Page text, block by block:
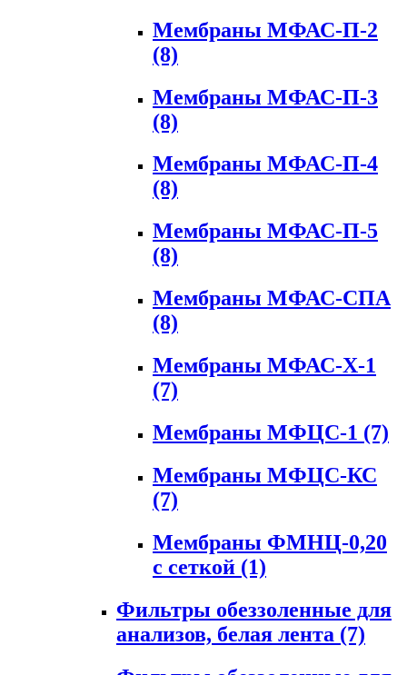
Мембраны МФАС-П-2
(8)
Мембраны МФАС-П-3
(8)
Мембраны МФАС-П-4
(8)
Мембраны МФАС-П-5
(8)
Мембраны МФАС-СПА
(8)
Мембраны МФАС-Х-1
(7)
Мембраны МФЦС-1 (7)
Мембраны МФЦС-КС
(7)
Мембраны ФМНЦ-0,20
с сеткой (1)
Фильтры обеззоленные для
анализов, белая лента (7)